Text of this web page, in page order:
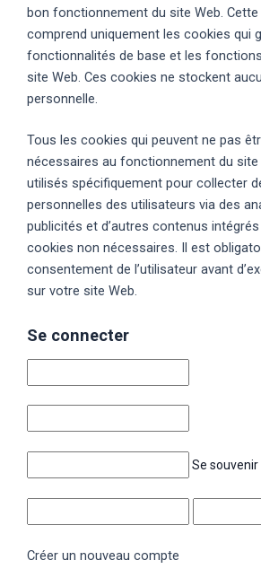
bon fonctionnement du site Web.
comprend uniquement les cookies qui
fonctionnalités de base et les
site Web. Ces cookies ne stockent
personnelle.
Tous les cookies qui peuvent ne pas
nécessaires au fonctionnement du
utilisés spécifiquement pour collecter
personnelles des utilisateurs via des
publicités et d’autres contenus
cookies non nécessaires. Il est
consentement de l’utilisateur avant
sur votre site Web.
Se connecter
Se souvenir
Créer un nouveau compte